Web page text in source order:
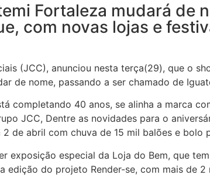
Fortaleza mudará de
com novas lojas e
(JCC), anunciou nesta terça(29), que o
de nome, passando a ser chamado de
completando 40 anos, se alinha a marca
JCC, Dentre as novidades para o
de abril com chuva de 15 mil balões e bolo
exposição especial da Loja do Bem, que
edição do projeto Render-se, com mais de